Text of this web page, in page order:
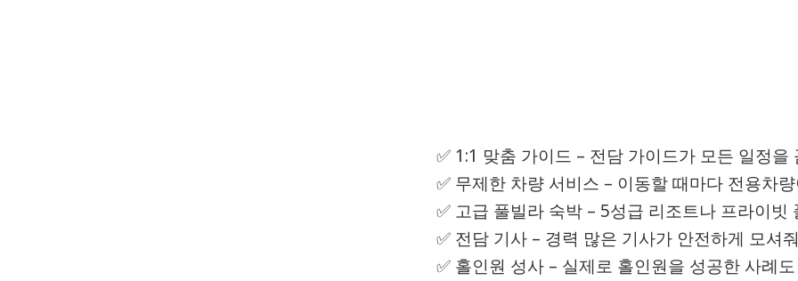
✅ 1:1 맞춤 가이드 – 전담 가이드가 모든 일정을
✅ 무제한 차량 서비스 – 이동할 때마다 전용차
✅ 고급 풀빌라 숙박 – 5성급 리조트나 프라이빗
✅ 전담 기사 – 경력 많은 기사가 안전하게 모셔
✅ 홀인원 성사 – 실제로 홀인원을 성공한 사례